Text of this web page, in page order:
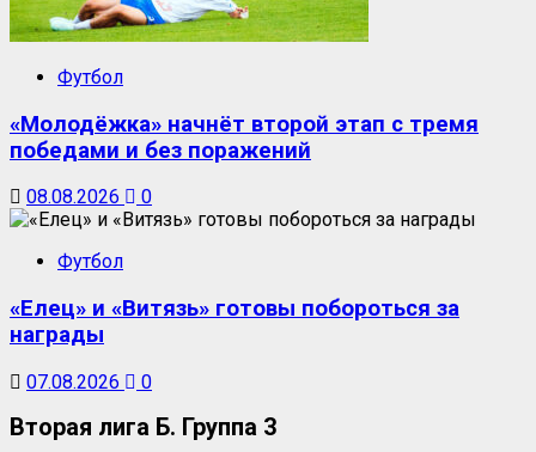
Футбол
«Молодёжка» начнёт второй этап с тремя
победами и без поражений
08.08.2026 0
Футбол
«Елец» и «Витязь» готовы побороться за
награды
07.08.2026 0
Вторая лига Б. Группа 3